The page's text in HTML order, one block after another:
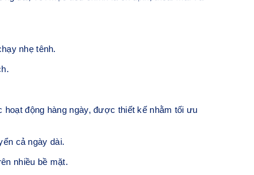
nhẹ tênh.
động hàng ngày, được thiết kế nhằm tối ưu
cả ngày dài.
nhiều bề mặt.